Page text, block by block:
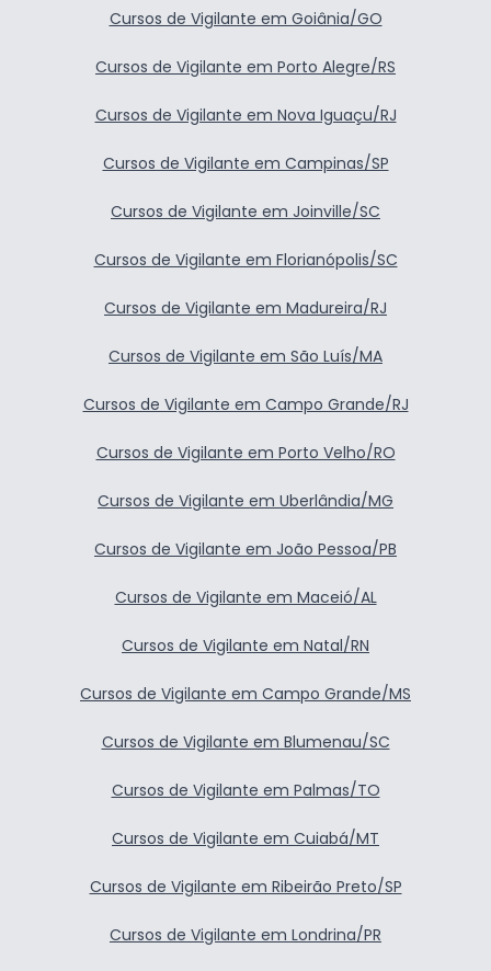
Cursos de Vigilante em Goiânia/GO
Cursos de Vigilante em Porto Alegre/RS
Cursos de Vigilante em Nova Iguaçu/RJ
Cursos de Vigilante em Campinas/SP
Cursos de Vigilante em Joinville/SC
Cursos de Vigilante em Florianópolis/SC
Cursos de Vigilante em Madureira/RJ
Cursos de Vigilante em São Luís/MA
Cursos de Vigilante em Campo Grande/RJ
Cursos de Vigilante em Porto Velho/RO
Cursos de Vigilante em Uberlândia/MG
Cursos de Vigilante em João Pessoa/PB
Cursos de Vigilante em Maceió/AL
Cursos de Vigilante em Natal/RN
Cursos de Vigilante em Campo Grande/MS
Cursos de Vigilante em Blumenau/SC
Cursos de Vigilante em Palmas/TO
Cursos de Vigilante em Cuiabá/MT
Cursos de Vigilante em Ribeirão Preto/SP
Cursos de Vigilante em Londrina/PR